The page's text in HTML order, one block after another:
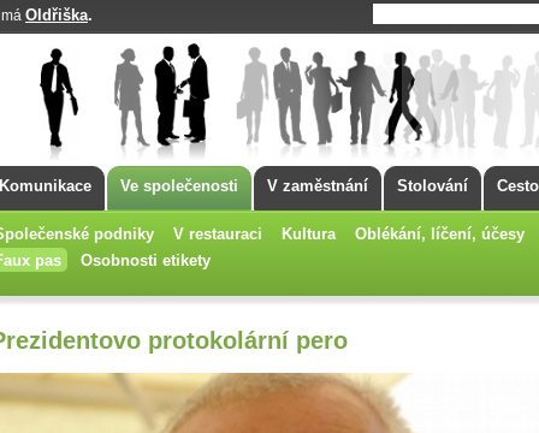
Oldřiška.
Komunikace Ve společenosti V zaměstnání Stolování
podniky V restauraci Kultura
Oblékání, líčení, účesy
pas
Osobnosti etikety
protokolární pero